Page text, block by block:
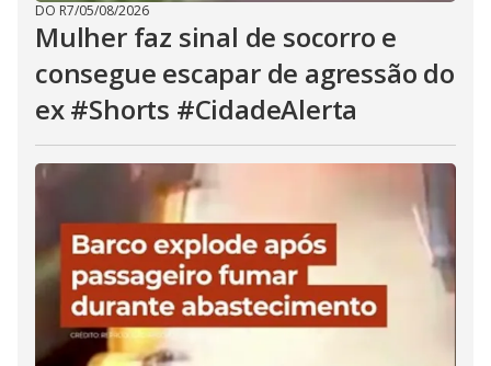
DO R7/05/08/2026
Mulher faz sinal de socorro e
consegue escapar de agressão do
ex #Shorts #CidadeAlerta